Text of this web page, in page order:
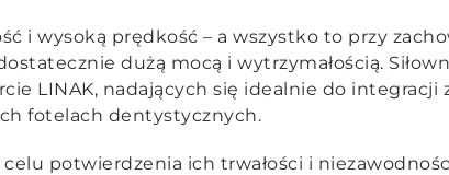
i wysoką prędkość – a wszystko to przy
dużą mocą i wytrzymałością.
LINAK, nadających się idealnie do integracji
fotelach dentystycznych.
potwierdzenia ich trwałości i